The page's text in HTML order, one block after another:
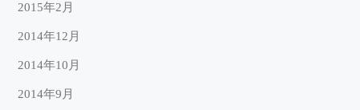
2015年2月
2014年12月
2014年10月
2014年9月